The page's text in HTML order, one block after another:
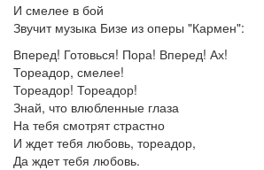
И смелее в бой
Звучит музыка Бизе из оперы "Кармен":
Вперед! Готовься! Пора! Вперед! Ах!
Тореадор, смелее!
Тореадор! Тореадор!
Знай, что влюбленные глаза
На тебя смотрят страстно
И ждет тебя любовь, тореадор,
Да ждет тебя любовь.